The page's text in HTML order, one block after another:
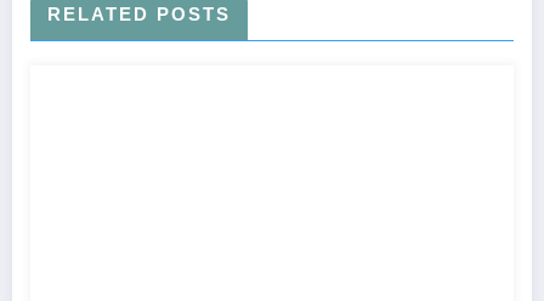
RELATED POSTS